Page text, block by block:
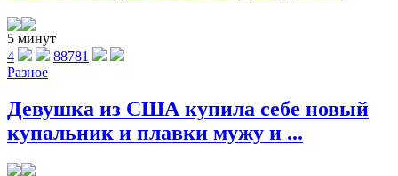
5 минут
4
88781
Разное
Девушка из США купила себе новый
купальник и плавки мужу и ...